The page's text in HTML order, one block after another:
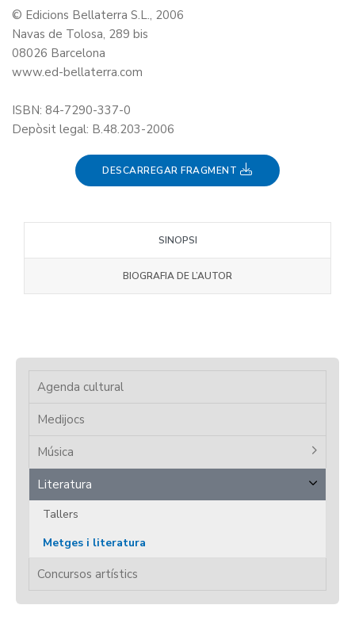
© Edicions Bellaterra S.L., 2006
Navas de Tolosa, 289 bis
08026 Barcelona
www.ed-bellaterra.com
ISBN: 84-7290-337-0
Depòsit legal: B.48.203-2006
DESCARREGAR FRAGMENT
SINOPSI
BIOGRAFIA DE L’AUTOR
Agenda cultural
Medijocs
Música
Literatura
Tallers
Metges i literatura
Concursos artístics